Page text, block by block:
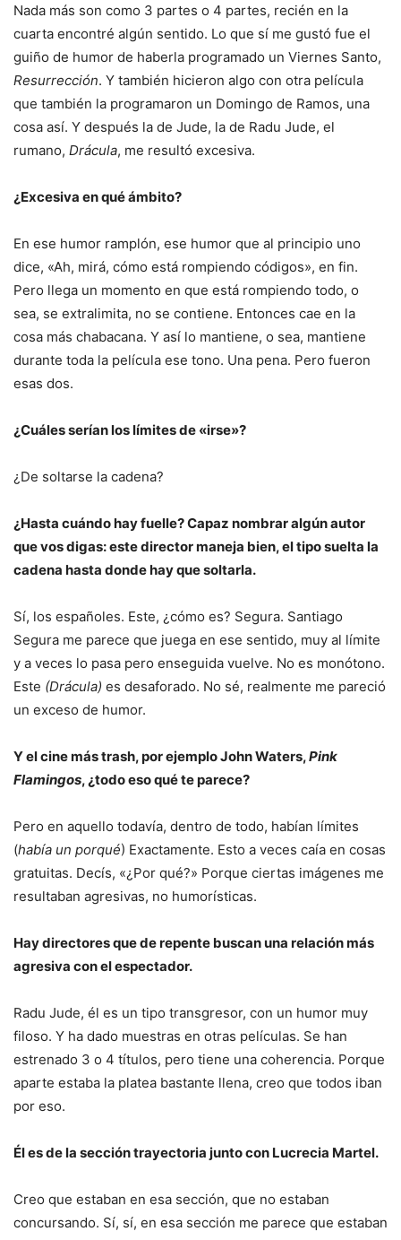
Nada más son como 3 partes o 4 partes, recién en la
cuarta encontré algún sentido. Lo que sí me gustó fue el
guiño de humor de haberla programado un Viernes Santo,
Resurrección. Y también hicieron algo con otra película
que también la programaron un Domingo de Ramos, una
cosa así. Y después la de Jude, la de Radu Jude, el
rumano, Drácula, me resultó excesiva.
¿Excesiva en qué ámbito?
En ese humor ramplón, ese humor que al principio uno
dice, «Ah, mirá, cómo está rompiendo códigos», en fin.
Pero llega un momento en que está rompiendo todo, o
sea, se extralimita, no se contiene. Entonces cae en la
cosa más chabacana. Y así lo mantiene, o sea, mantiene
durante toda la película ese tono. Una pena. Pero fueron
esas dos.
¿Cuáles serían los límites de «irse»?
¿De soltarse la cadena?
¿Hasta cuándo hay fuelle? Capaz nombrar algún autor
que vos digas: este director maneja bien, el tipo suelta la
cadena hasta donde hay que soltarla.
Sí, los españoles. Este, ¿cómo es? Segura. Santiago
Segura me parece que juega en ese sentido, muy al límite
y a veces lo pasa pero enseguida vuelve. No es monótono.
Este (Drácula) es desaforado. No sé, realmente me pareció
un exceso de humor.
Y el cine más trash, por ejemplo John Waters,Pink
Flamingos, ¿todo eso qué te parece?
Pero en aquello todavía, dentro de todo, habían límites
(había un porqué) Exactamente. Esto a veces caía en cosas
gratuitas. Decís, «¿Por qué?» Porque ciertas imágenes me
resultaban agresivas, no humorísticas.
Hay directores que de repente buscan una relación más
agresiva con el espectador.
Radu Jude, él es un tipo transgresor, con un humor muy
filoso. Y ha dado muestras en otras películas. Se han
estrenado 3 o 4 títulos, pero tiene una coherencia. Porque
aparte estaba la platea bastante llena, creo que todos iban
por eso.
Él es de la sección trayectoria junto con Lucrecia Martel.
Creo que estaban en esa sección, que no estaban
concursando. Sí, sí, en esa sección me parece que estaban